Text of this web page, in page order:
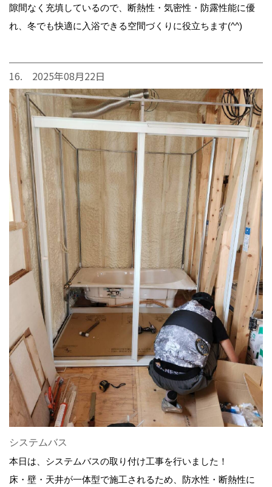
隙間なく充填しているので、断熱性・気密性・防露性能に優
れ、冬でも快適に入浴できる空間づくりに役立ちます(^^)
16. 2025年08月22日
システムバス
本日は、システムバスの取り付け工事を行いました！
床・壁・天井が一体型で施工されるため、防水性・断熱性に